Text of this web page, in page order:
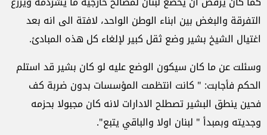
التفرقة والبغض بين ابناء الوطن الواحد، لافتة الى انه بعد
اغتيال الشيخ بشير وضع ثقل كبير لإلغاء كل هذه المبادئ.
وسئلت عن ما كان سيكون الوضع عليه لو كان بشير قد استلم
الحكم فأجابت: " كانت انتظمت المؤسسات بدون ضربة كف
فحين ينطق البشير تصطلح الادارات لانه كان مجبولا بحزمه
وجديته وبمبدأ " لبنان اولا والباقي يتبع".